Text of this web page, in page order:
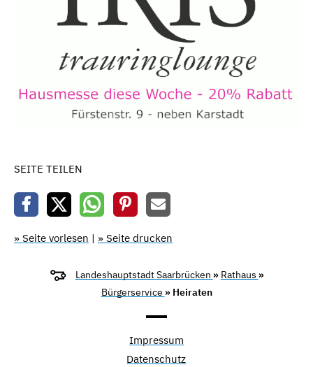
SEITE TEILEN
» Seite vorlesen | » Seite drucken
Landeshauptstadt Saarbrücken » Rathaus »
Bürgerservice » Heiraten
Impressum
Datenschutz